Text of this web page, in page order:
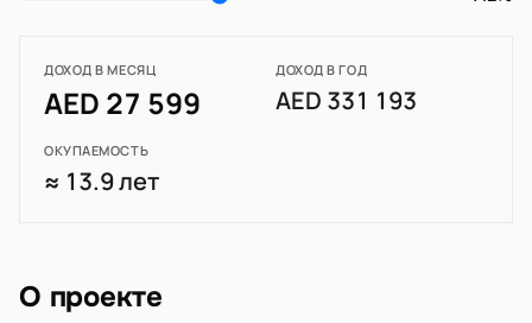
ДОХОД В МЕСЯЦ
AED 27 599
ДОХОД В ГОД
AED 331 193
ОКУПАЕМОСТЬ
≈ 13.9 лет
О проекте